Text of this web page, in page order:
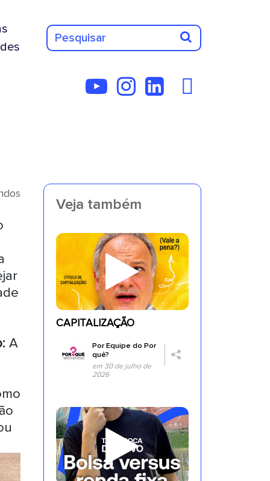
A
Veja também
CAPITALIZAÇÃO
PorEquipe do Por
quê?
em 30 de julho de
2026